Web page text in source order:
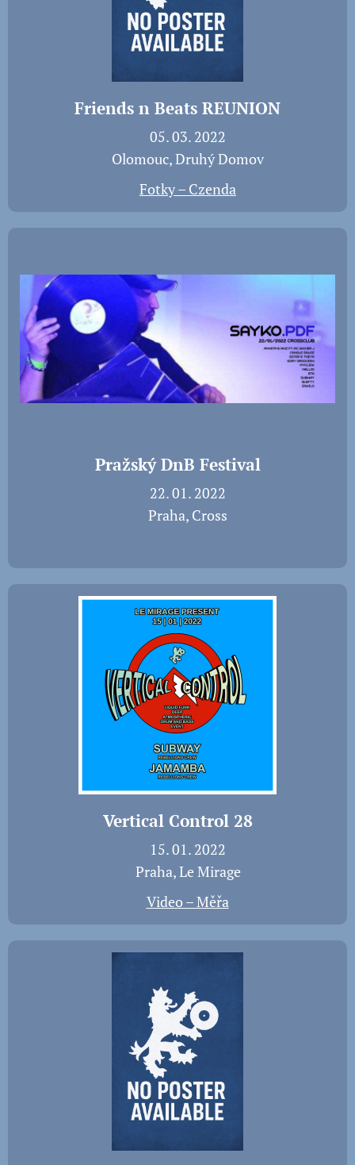
Friends n Beats REUNION
📅 05. 03. 2022
📍 Olomouc, Druhý Domov
Fotky – Czenda
Pražský DnB Festival
📅 22. 01. 2022
📍 Praha, Cross
Vertical Control 28
📅 15. 01. 2022
📍 Praha, Le Mirage
Video – Měřa